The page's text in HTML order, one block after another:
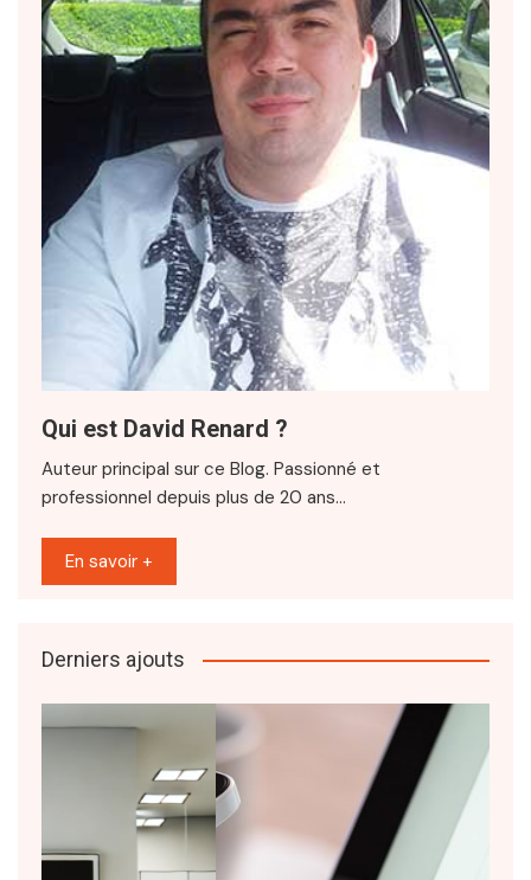
Qui est David Renard ?
Auteur principal sur ce Blog. Passionné et
professionnel depuis plus de 20 ans…
En savoir +
Derniers ajouts